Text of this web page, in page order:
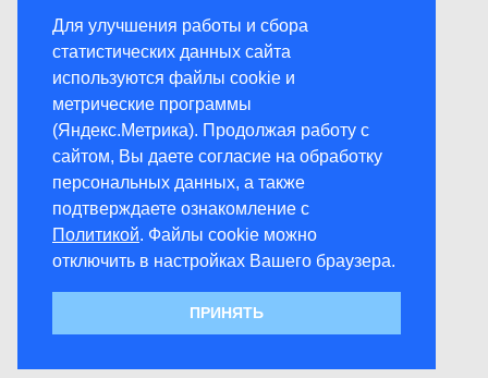
Для улучшения работы и сбора
статистических данных сайта
используются файлы cookie и
метрические программы
(Яндекс.Метрика). Продолжая работу с
сайтом, Вы даете согласие на обработку
персональных данных, а также
подтверждаете ознакомление с
Политикой. Файлы cookie можно
отключить в настройках Вашего браузера.
ПРИНЯТЬ